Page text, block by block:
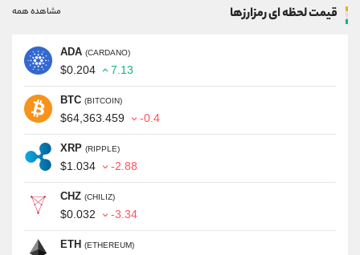
قیمت لحظه ای رمزارزها مشاهده همه
ADA (CARDANO)
$0.204 7.13
BTC (BITCOIN)
$64,363.459 -0.4
XRP (RIPPLE)
$1.034 -2.88
CHZ (CHILIZ)
$0.032 -3.34
ETH (ETHEREUM)